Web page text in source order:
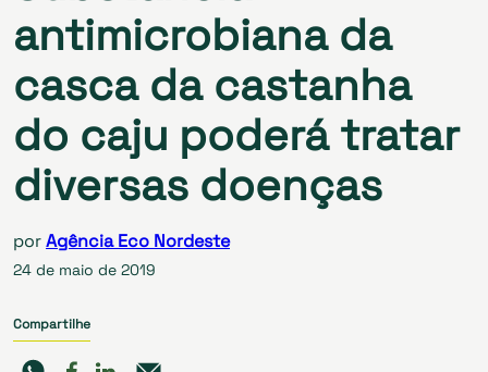
antimicrobiana da
casca da castanha
do caju poderá tratar
diversas doenças
porAgência Eco Nordeste
24 de maio de 2019
Compartilhe